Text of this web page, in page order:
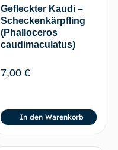
Gefleckter Kaudi –
Scheckenkärpfling
(Phalloceros
caudimaculatus)
7,00 €
In den Warenkorb